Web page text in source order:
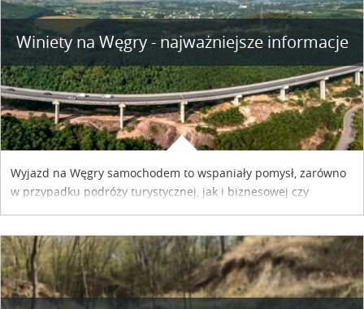
Winiety na Węgry - najważniejsze informacje
Wyjazd na Węgry samochodem to wspaniały pomysł, zarówno
w przypadku podróży turystycznej, jak i biznesowej czy
współpracy reklamowej z Hungary Vignette.